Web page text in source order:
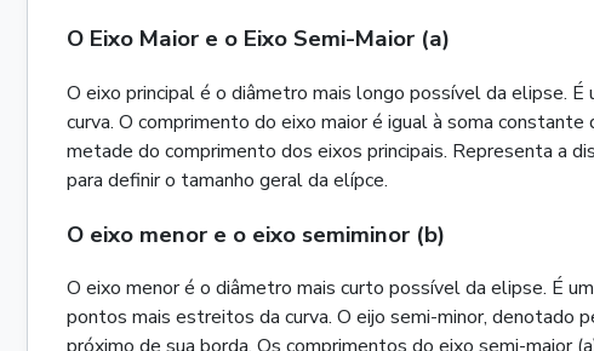
O Eixo Maior e o Eixo Semi-Maior (a)
O eixo principal é o diâmetro mais longo possível da elipse.
curva. O comprimento do eixo maior é igual à soma
metade do comprimento dos eixos principais. Representa a
para definir o tamanho geral da elípce.
O eixo menor e o eixo semiminor (b)
O eixo menor é o diâmetro mais curto possível da elipse. É
pontos mais estreitos da curva. O eijo semi-minor, denotado